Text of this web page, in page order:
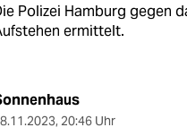
Polizei Hamburg gegen
ermittelt.
, 20:46 Uhr